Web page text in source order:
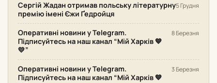
Сергій Жадан отримав польську літературну
премію імені Єжи Ґедройця
5 Грудня
Оперативні новини у Telegram.
Підписуйтесь на наш канал “Мій Харків 💙
💛”
8 Березня
Оперативні новини у Telegram.
Підписуйтесь на наш канал “Мій Харків 💙
3 Березня